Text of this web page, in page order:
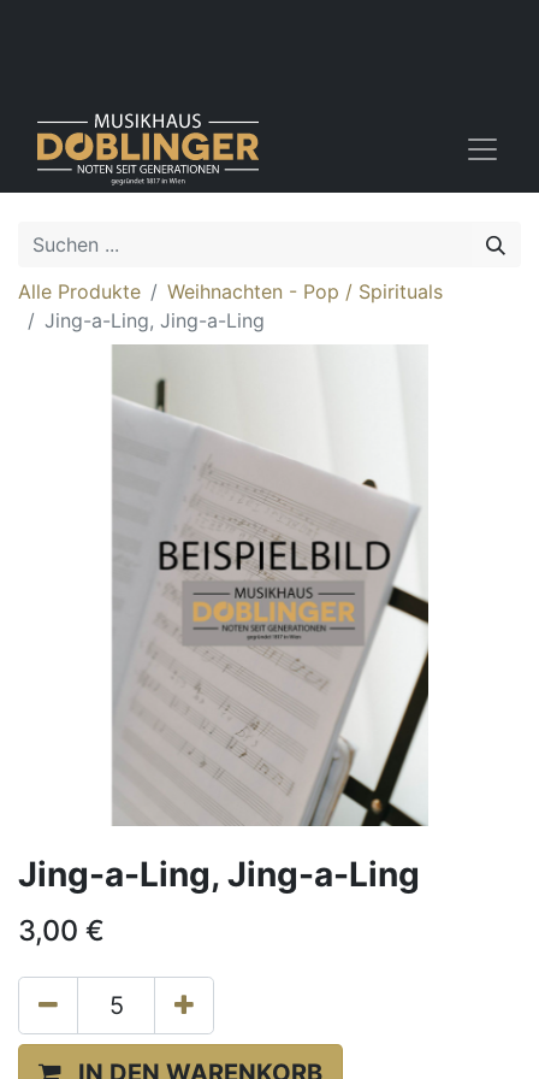
Alle Produkte
Weihnachten - Pop / Spirituals
Jing-a-Ling, Jing-a-Ling
Jing-a-Ling, Jing-a-Ling
3,00 €
IN DEN WARENKORB